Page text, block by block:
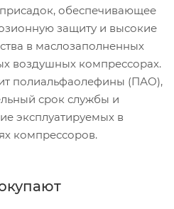
обеспечивающее
защиту и высокие
в маслозаполненных
воздушных компрессорах.
полиальфаолефины (ПАО),
срок службы и
эксплуатируемых в
компрессоров.